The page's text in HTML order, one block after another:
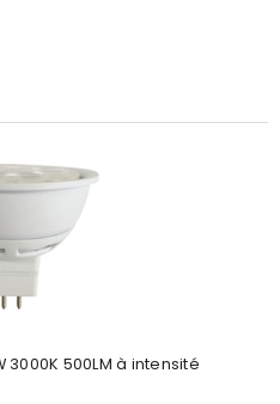
3000K 500LM à intensité